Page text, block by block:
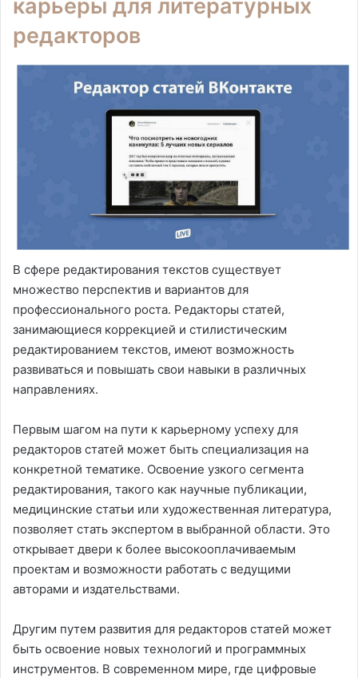
карьеры для литературных
редакторов
В сфере редактирования текстов существует
множество перспектив и вариантов для
профессионального роста. Редакторы статей,
занимающиеся коррекцией и стилистическим
редактированием текстов, имеют возможность
развиваться и повышать свои навыки в различных
направлениях.
Первым шагом на пути к карьерному успеху для
редакторов статей может быть специализация на
конкретной тематике. Освоение узкого сегмента
редактирования, такого как научные публикации,
медицинские статьи или художественная литература,
позволяет стать экспертом в выбранной области. Это
открывает двери к более высокооплачиваемым
проектам и возможности работать с ведущими
авторами и издательствами.
Другим путем развития для редакторов статей может
быть освоение новых технологий и программных
инструментов. В современном мире, где цифровые